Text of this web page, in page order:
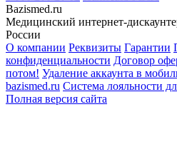
Bazismed.ru
Медицинский интернет-
России
О компании Реквизиты Гарантии
конфиденциальности Договор
потом! Удаление аккаунта в
bazismed.ru Система лояльности
Полная версия сайта